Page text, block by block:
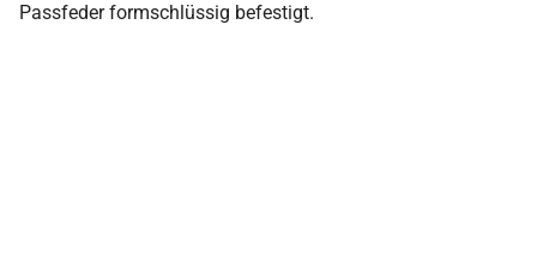
Passfeder formschlüssig befestigt.